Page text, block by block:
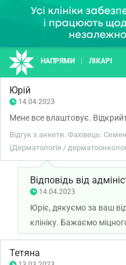
Юрій
14.04.2023
Мене все влаштовує.
Відгук з анкети. Фахівець:
(Дерматологія /
Відповідь від
14.04.2023
Юріє, дякуємо за ваш
клініку. Бажаємо
Тетяна
НАПРЯМИ ЛІКАРІ